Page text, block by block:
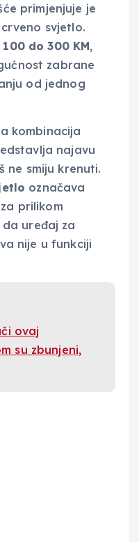
primjenjuje je
svjetlo.
do 300 KM,
zabrane
od jednog
kombinacija
najavu
ne smiju krenuti.
označava
prilikom
uređaj za
nije u funkciji
ovaj
su zbunjeni,